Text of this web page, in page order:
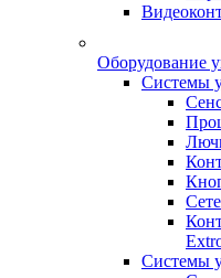
Оборудование
Системы
Системы